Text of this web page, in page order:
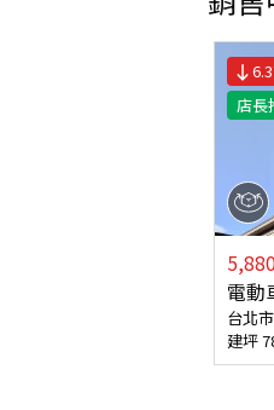
店長
電動
台北
建坪